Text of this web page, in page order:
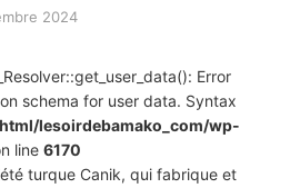
2024
Error
schema for user data. Syntax
lesoirdebamako_com/wp-
line 6170
turque Canik, qui fabrique et